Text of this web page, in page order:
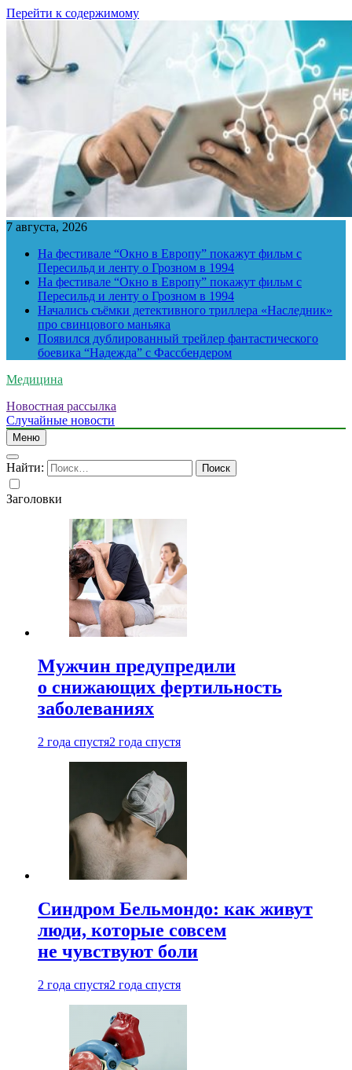
Перейти к содержимому
7 августа, 2026
На фестивале “Окно в Европу” покажут фильм с
Пересильд и ленту о Грозном в 1994
На фестивале “Окно в Европу” покажут фильм с
Пересильд и ленту о Грозном в 1994
Начались съёмки детективного триллера «Наследник»
про свинцового маньяка
Появился дублированный трейлер фантастического
боевика “Надежда” с Фассбендером
Медицина
Новостная рассылка
Случайные новости
Меню
Найти:
Заголовки
Мужчин предупредили
о снижающих фертильность
заболеваниях
2 года спустя2 года спустя
Синдром Бельмондо: как живут
люди, которые совсем
не чувствуют боли
2 года спустя2 года спустя